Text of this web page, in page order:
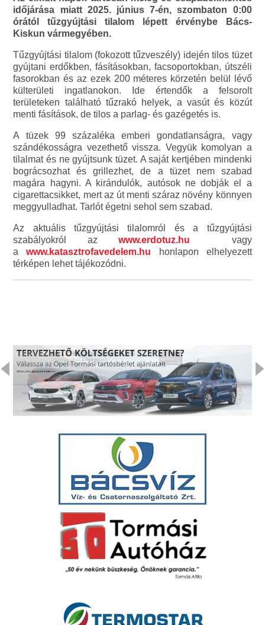
időjárása miatt 2025. június 7-én, szombaton 0:00
órától tűzgyújtási tilalom lépett érvénybe Bács-
Kiskun vármegyében.
Tűzgyújtási tilalom (fokozott tűzveszély) idején tilos tüzet
gyújtani erdőkben, fásításokban, facsoportokban, útszéli
fasorokban és az ezek 200 méteres körzetén belül lévő
külterületi ingatlanokon. Ide értendők a felsorolt
területeken található tűzrakó helyek, a vasút és közút
menti fásítások, de tilos a parlag- és gazégetés is.
A tüzek 99 százaléka emberi gondatlanságra, vagy
szándékosságra vezethető vissza. Vegyük komolyan a
tilalmat és ne gyújtsunk tüzet. A saját kertjében mindenki
bográcsozhat és grillezhet, de a tüzet nem szabad
magára hagyni. A kirándulók, autósok ne dobják el a
cigarettacsikket, mert az út menti száraz növény könnyen
meggyulladhat. Tarlót égetni sehol sem szabad.
Az aktuális tűzgyújtási tilalomról és a tűzgyújtási
szabályokról az www.erdotuz.hu vagy
awww.katasztrofavedelem.hu honlapon elhelyezett
térképen lehet tájékozódni.